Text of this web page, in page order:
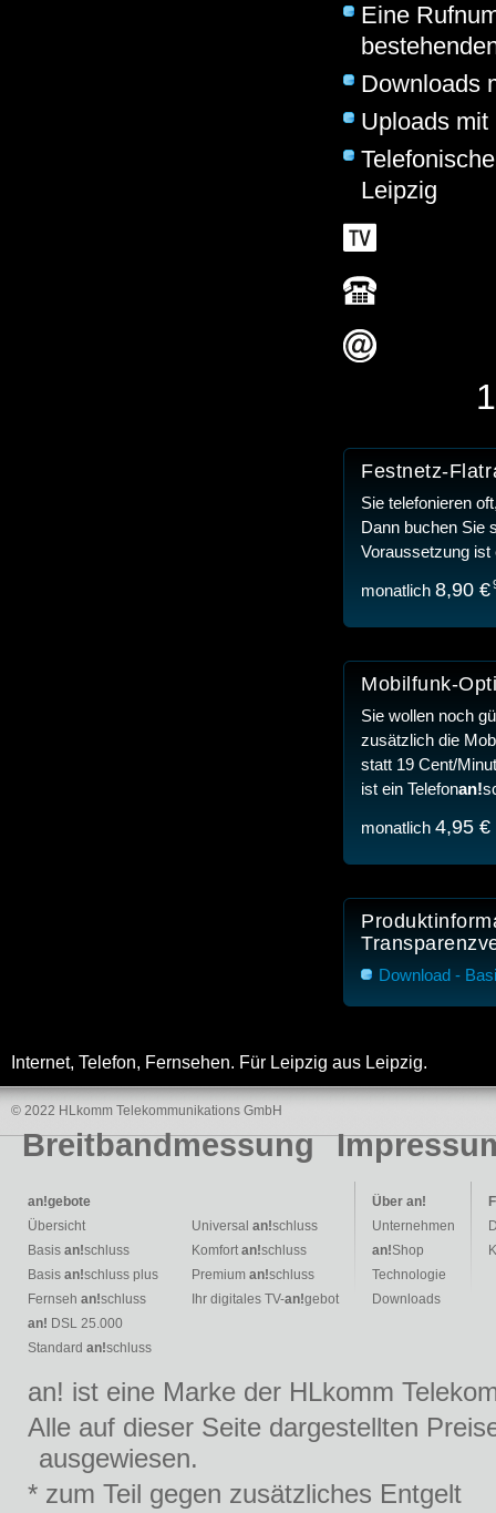
Eine
Downloads
Uploads
Leipzig
Festnetz-
Sie telefonieren
Dann buchen Sie
Voraussetzung ist
monatlich 8,90 €
Mobilfunk-
Sie wollen noch
zusätzlich die
statt 19 Cent/
ist ein Telefonan!
monatlich 4,95 €
Download -
Internet, Telefon, Fernsehen. Für Leipzig aus Leipzig.
© 2022 HLkomm Telekommunikations GmbH
Breitbandmessung
an!gebote
Übersicht
Basis an!schluss
Basis an!schluss plus
Fernseh an!schluss
an! DSL 25.000
Standard an!schluss
Universal an!schluss
Komfort an!schluss
Premium an!schluss
Ihr digitales TV-an!gebot
Über an!
Unternehmen
an!Shop
Technologie
Downloads
an! ist eine Marke der HLkomm
Alle auf dieser Seite dargestellten
ausgewiesen.
* zum Teil gegen zusätzliches Entgelt